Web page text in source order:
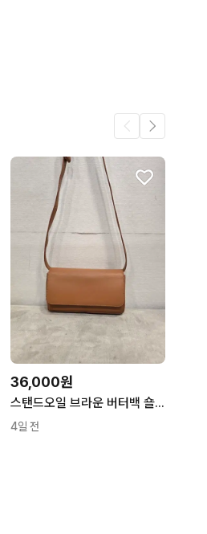
36,000원
스탠드오일 브라운 버터백 숄더백 크로스백
4일 전